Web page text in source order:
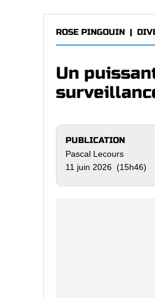
ROSE PINGOUIN |
Un
PUBLICATION
Pascal Lecours
11 juin 2026 (15h46)